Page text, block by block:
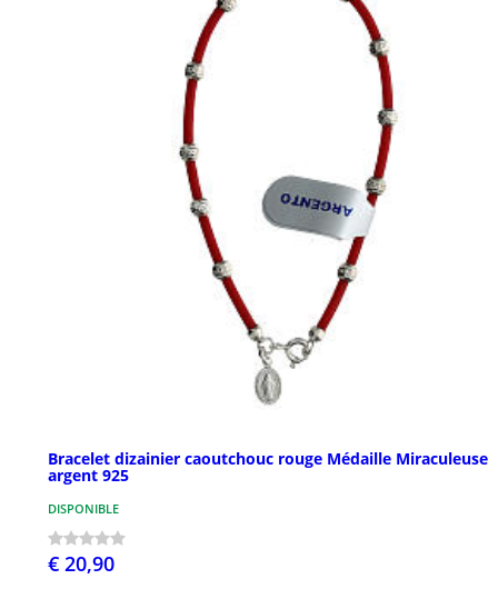
Bracelet dizainier caoutchouc rouge Médaille Miraculeuse
argent 925
DISPONIBLE
€ 20,90